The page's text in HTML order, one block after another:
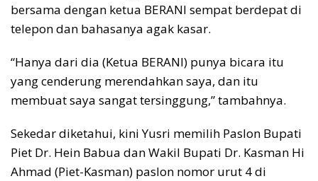
bersama dengan ketua BERANI sempat berdepat di
telepon dan bahasanya agak kasar.
“Hanya dari dia (Ketua BERANI) punya bicara itu
yang cenderung merendahkan saya, dan itu
membuat saya sangat tersinggung,” tambahnya.
Sekedar diketahui, kini Yusri memilih Paslon Bupati
Piet Dr. Hein Babua dan Wakil Bupati Dr. Kasman Hi
Ahmad (Piet-Kasman) paslon nomor urut 4 di